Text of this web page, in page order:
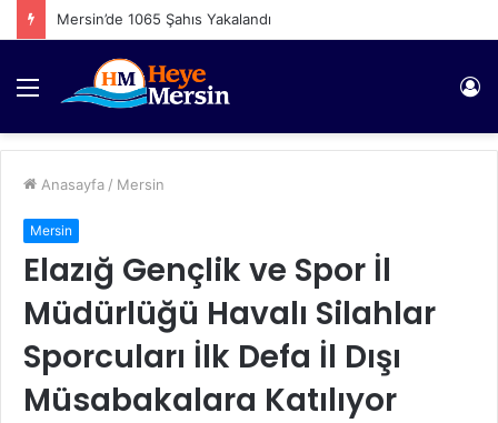
Mersin’de 1065 Şahıs Yakalandı
Menü
Anasayfa / Mersin
Mersin
Elazığ Gençlik ve Spor İl
Müdürlüğü Havalı Silahlar
Sporcuları İlk Defa İl Dışı
Müsabakalara Katılıyor